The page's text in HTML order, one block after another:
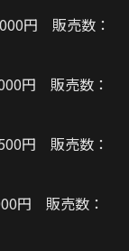
円 販売数：
円 販売数：
円 販売数：
販売数：